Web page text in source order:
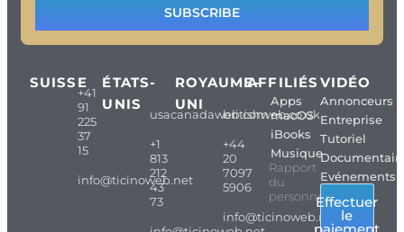
SUBSCRIBE
SUISSE
+41
91
225
37
15
info@ticinoweb.net
ÉTATS-
UNIS
usacanadaweb.com
+1
813
212
43
73
ROYAUME-
UNI
britishweb.co.uk
+44
20
7097
5906
info@ticinoweb.net
AFFILIÉS
Apps
macOS
iBooks
Musique
Rapport
du
personnel
VIDÉO
Annonceurs
Entreprise
Tutoriel
Evénements
Effectuer
le
paiement